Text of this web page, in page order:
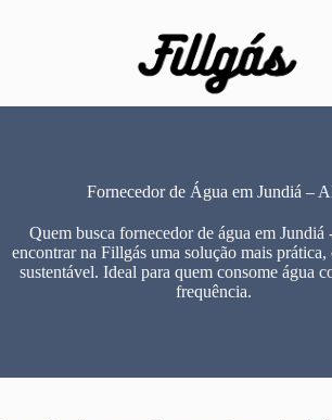
Fornecedor de Água em Jundiá –
Quem busca fornecedor de água em
encontrar na Fillgás uma solução mais prática,
sustentável. Ideal para quem consome água
frequência.